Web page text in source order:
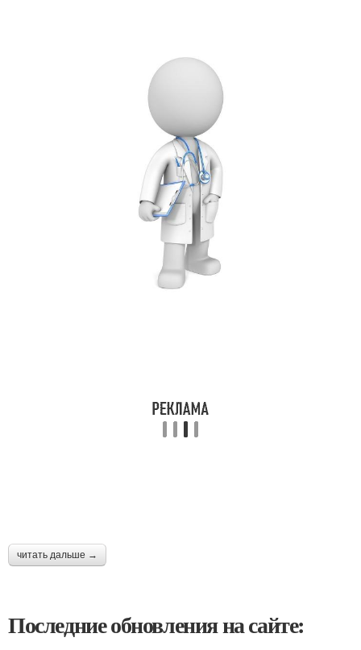
читать дальше →
Последние обновления на сайте: